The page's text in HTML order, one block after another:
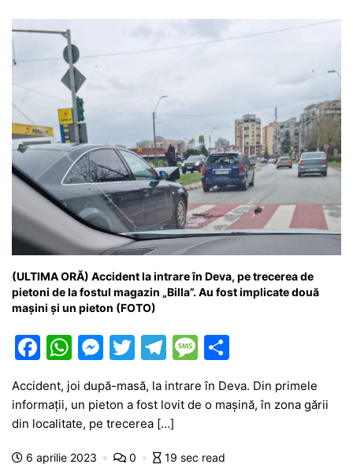
k
(ULTIMA ORĂ) Accident la intrare în Deva, pe trecerea de
pietoni de la fostul magazin „Billa”. Au fost implicate două
mașini și un pieton (FOTO)
F
c
e
b
W
h
at
s
A
M
s
s
e
T
itt
er
T
e
gr
a
M
e
s
a
ta
Accident, joi după-masă, la intrare în Deva. Din primele
informații, un pieton a fost lovit de o mașină, în zona gării
din localitate, pe trecerea […]
6 aprilie 2023 0 19 sec read